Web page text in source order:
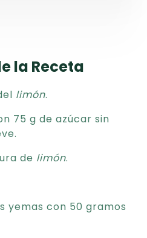
la Receta
limón.
75 g de azúcar sin
de limón.
yemas con 50 gramos